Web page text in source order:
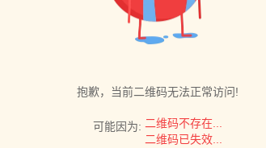
抱歉，当前二维码无法正常访问!
可能因为: 二维码不存在...
二维码已失效...